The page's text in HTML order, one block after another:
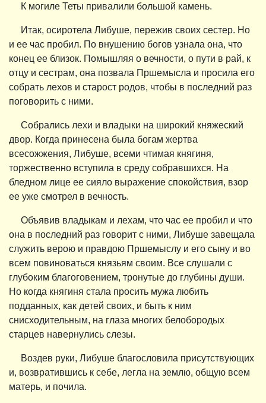
К могиле Теты привалили большой камень.
Итак, осиротела Либуше, пережив своих сестер. Но
и ее час пробил. По внушению богов узнала она, что
конец ее близок. Помышляя о вечности, о пути в рай, к
отцу и сестрам, она позвала Пршемысла и просила его
собрать лехов и старост родов, чтобы в последний раз
поговорить с ними.
Собрались лехи и владыки на широкий княжеский
двор. Когда принесена была богам жертва
всесожжения, Либуше, всеми чтимая княгиня,
торжественно вступила в среду собравшихся. На
бледном лице ее сияло выражение спокойствия, взор
ее уже смотрел в вечность.
Объявив владыкам и лехам, что час ее пробил и что
она в последний раз говорит с ними, Либуше завещала
служить верою и правдою Пршемыслу и его сыну и во
всем повиноваться князьям своим. Все слушали с
глубоким благоговением, тронутые до глубины души.
Но когда княгиня стала просить мужа любить
подданных, как детей своих, и быть к ним
снисходительным, на глаза многих белобородых
старцев навернулись слезы.
Воздев руки, Либуше благословила присутствующих
и, возвратившись к себе, легла на землю, общую всем
матерь, и почила.